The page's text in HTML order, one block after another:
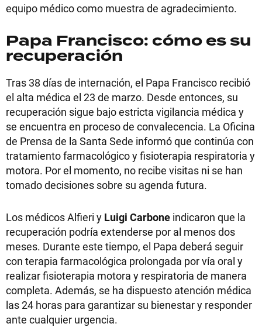
equipo médico como muestra de agradecimiento.
Papa Francisco: cómo es su
recuperación
Tras 38 días de internación, el Papa Francisco recibió
el alta médica el 23 de marzo. Desde entonces, su
recuperación sigue bajo estricta vigilancia médica y
se encuentra en proceso de convalecencia. La Oficina
de Prensa de la Santa Sede informó que continúa con
tratamiento farmacológico y fisioterapia respiratoria y
motora. Por el momento, no recibe visitas ni se han
tomado decisiones sobre su agenda futura.
Los médicos Alfieri y Luigi Carbone indicaron que la
recuperación podría extenderse por al menos dos
meses. Durante este tiempo, el Papa deberá seguir
con terapia farmacológica prolongada por vía oral y
realizar fisioterapia motora y respiratoria de manera
completa. Además, se ha dispuesto atención médica
las 24 horas para garantizar su bienestar y responder
ante cualquier urgencia.